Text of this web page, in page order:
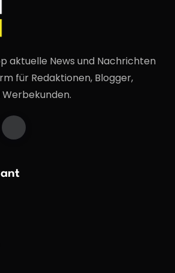
aktuelle News und Nachrichten
für Redaktionen, Blogger,